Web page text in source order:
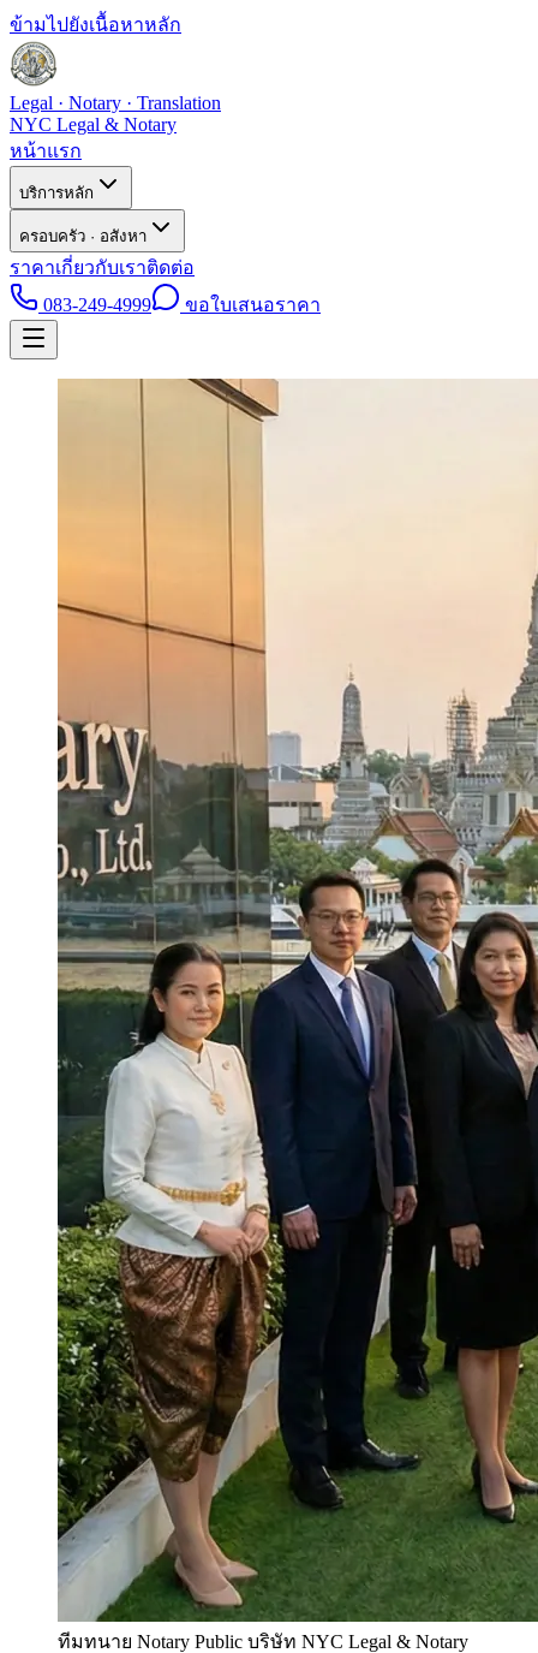
ข้ามไปยังเนื้อหาหลัก
Legal · Notary · Translation
NYC Legal & Notary
หน้าแรก
บริการหลัก
ครอบครัว · อสังหา
ราคาเกี่ยวกับเราติดต่อ
083-249-4999
ขอใบเสนอราคา
ทีมทนาย Notary Public บริษัท NYC Legal & Notary